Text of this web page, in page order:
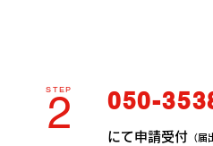
2
STEP 050-
にて申請受付 （届